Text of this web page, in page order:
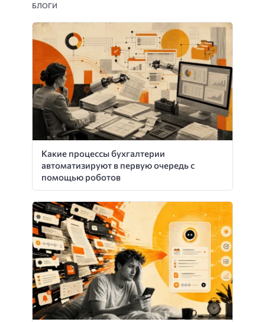
БЛОГИ
Какие процессы бухгалтерии
автоматизируют в первую очередь с
помощью роботов